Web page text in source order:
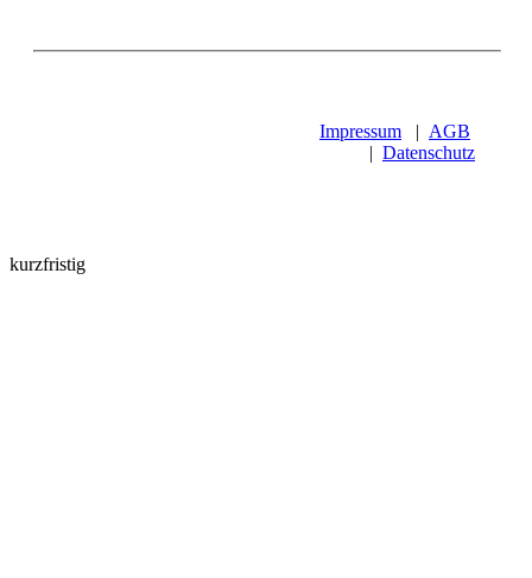
Impressum | AGB
| Datenschutz
kurzfristig